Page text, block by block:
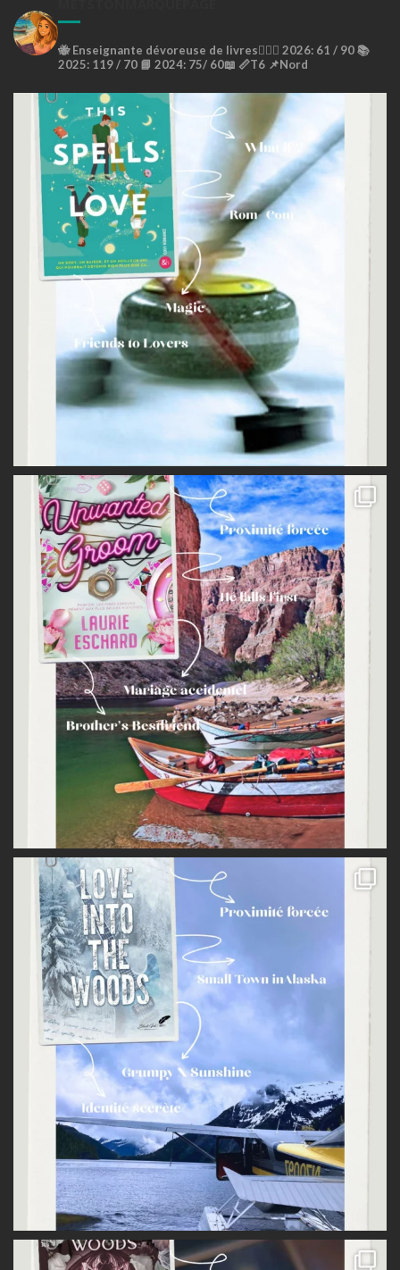
🐝Enseignante dévoreuse de livres🙇🏼‍♀️ 2026: 61 / 90 📚
2025: 119 / 70 📘 2024: 75/ 60📖 📏T6 📌Nord